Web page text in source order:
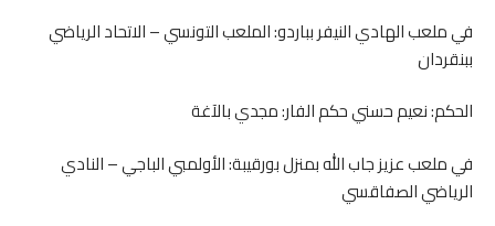
في ملعب الهادي النيفر بباردو: الملعب التونسي – الاتحاد الرياضي
ببنقردان
الحكم: نعيم حسني حكم الفار: مجدي بالآغة
في ملعب عزيز جاب الله بمنزل بورقيبة: الأولمبي الباجي – النادي
الرياضي الصفاقسي